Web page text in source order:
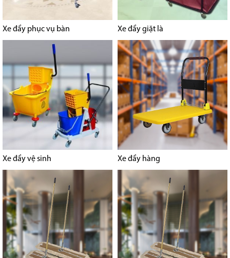
Xe đẩy phục vụ bàn Xe đẩy giặt là
Xe đẩy vệ sinh Xe đẩy hàng